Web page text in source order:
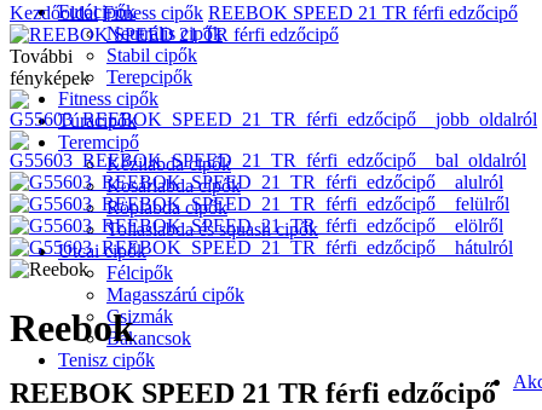
Futócipők
Neutrális cipők
Stabil cipők
Terepcipők
Fitness cipők
Túracipők
Teremcipő
Kézilabda cipők
Kosárlabda cipők
Röplabda cipők
Tollaslabda és squash cipők
Utcai cipők
Félcipők
Magasszárú cipők
Csizmák
Bakancsok
Tenisz cipők
Kezdőoldal Fitness cipők REEBOK SPEED 21 TR férfi edzőcipő
További
fényképek
Reebok
REEBOK SPEED 21 TR férfi edzőcipő